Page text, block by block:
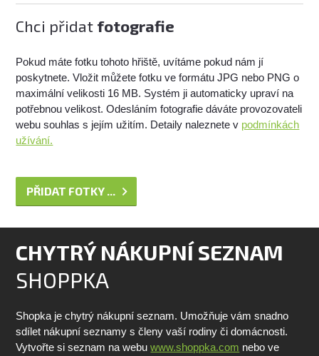
Chci přidat fotografie
Pokud máte fotku tohoto hřiště, uvítáme pokud nám jí
poskytnete. Vložit můžete fotku ve formátu JPG nebo PNG o
maximální velikosti 16 MB. Systém ji automaticky upraví na
potřebnou velikost. Odesláním fotografie dáváte provozovateli
webu souhlas s jejím užitím. Detaily naleznete v podmínkách
užívání.
PŘIDAT FOTKY ...
CHYTRÝ NÁKUPNÍ SEZNAM
SHOPPKA
Shopka je chytrý nákupní seznam. Umožňuje vám snadno
sdílet nákupní seznamy s členy vaší rodiny či domácnosti.
Vytvořte si seznam na webuwww.shoppka.com nebo ve